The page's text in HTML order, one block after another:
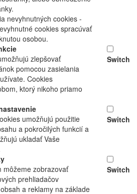
nevyhnutných cookies -
cookies spracúvať
osobou.
zlepšovať
pomocou zasielania
Cookies
ktorý nikoho priamo
Switch
umožňujú použitie
a pokročilých funkcií a
ukladať Vaše
Switch
môžeme zobrazovať
prehliadačov
a reklamy na základe
Switch